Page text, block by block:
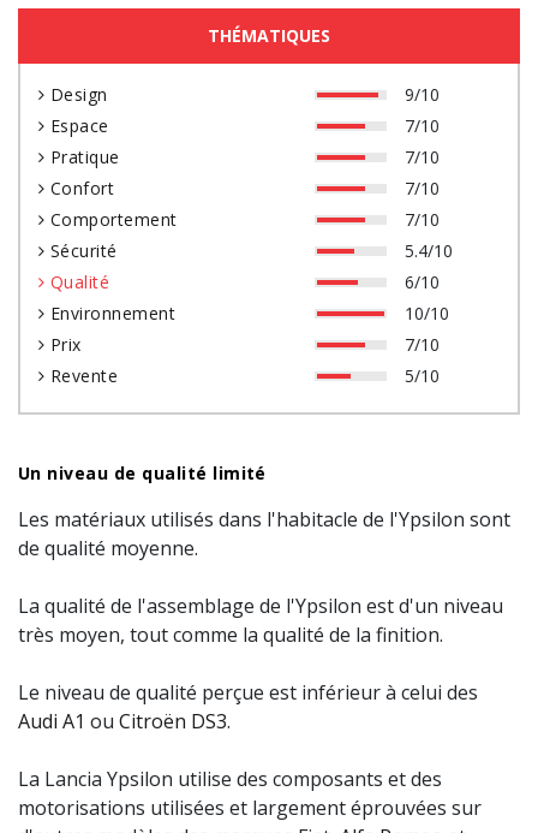
THÉMATIQUES
Design
9/10
Espace
7/10
Pratique
7/10
Confort
7/10
Comportement
7/10
Sécurité
5.4/10
Qualité
6/10
Environnement
10/10
Prix
7/10
Revente
5/10
Un niveau de qualité limité
Les matériaux utilisés dans l'habitacle de l'Ypsilon sont
de qualité moyenne.
La qualité de l'assemblage de l'Ypsilon est d'un niveau
très moyen, tout comme la qualité de la finition.
Le niveau de qualité perçue est inférieur à celui des
Audi A1 ou Citroën DS3.
La Lancia Ypsilon utilise des composants et des
motorisations utilisées et largement éprouvées sur